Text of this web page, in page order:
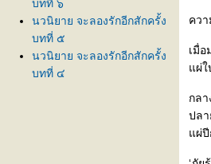
บทที่ ๖
นวนิยาย จะลองรักอีกสักครั้ง
บทที่ ๕
นวนิยาย จะลองรักอีกสักครั้ง
บทที่ ๔
คว
เมื่
ผ่ใ
กล
ปล
ผ่ปี